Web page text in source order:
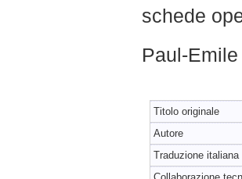
schede
Paul-
Titolo originale
Autore
Traduzione italiana